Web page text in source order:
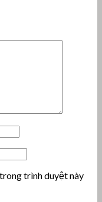
trình duyệt này